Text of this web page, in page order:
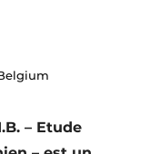
– Etude